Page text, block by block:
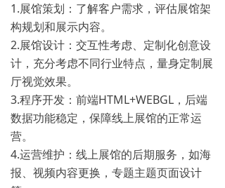
1.展馆策划：了解客户需求，评估展馆架
构规划和展示内容。
2.展馆设计：交互性考虑、定制化创意设
计，充分考虑不同行业特点，量身定制展
厅视觉效果。
3.程序开发：前端HTML+WEBGL，后端
数据功能稳定，保障线上展馆的正常运
营。
4.运营维护：线上展馆的后期服务，如海
报、视频内容更换，专题主题页面设计